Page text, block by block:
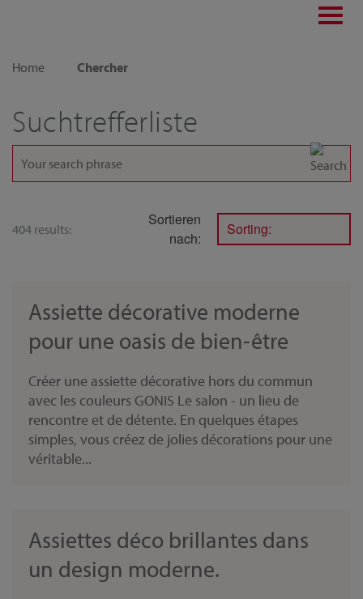
Home
Chercher
Suchtrefferliste
404 results:
Sortieren
nach:
Sorting:
Assiette décorative moderne
pour une oasis de bien-être
Créer une assiette décorative hors du commun
avec les couleurs GONIS Le salon - un lieu de
rencontre et de détente. En quelques étapes
simples, vous créez de jolies décorations pour une
véritable...
Assiettes déco brillantes dans
un design moderne.